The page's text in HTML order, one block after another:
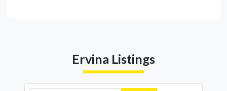
Ervina Listings